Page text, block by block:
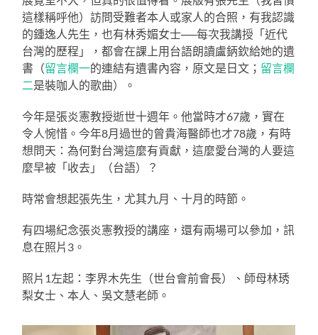
這樣稱呼他）訪問受難者本人或家人的合照，有我認識
的鍾逸人先生，也有林秀媚女士──每次我講授「近代
台灣的歷程」，都會在課上用台語朗讀盧鈵欽給她的遺
書（留言欄一的連結有遺書內容，原文是日文； 留言欄
二是裝咖人的歌曲）。
今年是張炎憲教授逝世十週年。他當時才67歲，實在
令人惋惜。今年8月過世的曾貴海醫師也才78歲，有時
想問天：為何對台灣這麼有貢獻，這麼愛台灣的人要這
麼早被「收去」（台語）？
時常會想起張先生，尤其九月、十月的時節。
有四場紀念張炎憲教授的講座，還有兩場可以參加，訊
息在照片3。
照片1左起：李界木先生（世台會前會長）、師母林琇
梨女士、本人、吳文慧老師。